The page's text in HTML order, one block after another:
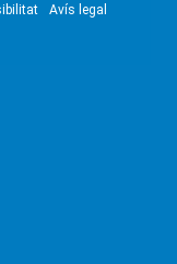
Avís legal